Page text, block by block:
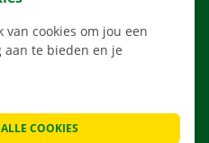
ONS
van cookies om jou een
te bieden en je
COOKIES